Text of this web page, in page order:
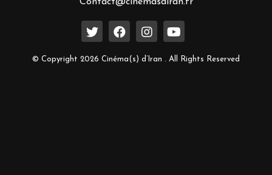
© Copyright 2026 Cinéma(s) d’Iran . All Rights Reserved